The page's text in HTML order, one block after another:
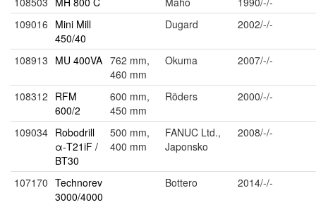
109016 Mini Mill
450/40
Dugard 2002/-/-
108913 MU 400VA 762 mm,
460 mm
Okuma 2007/-/-
108312 RFM
600/2
600 mm,
450 mm
Röders 2000/-/-
109034 Robodrill
α-T21iF /
BT30
500 mm,
400 mm
FANUC Ltd.,
Japonsko
2008/-/-
107170 Technorev
3000/4000
Bottero 2014/-/-